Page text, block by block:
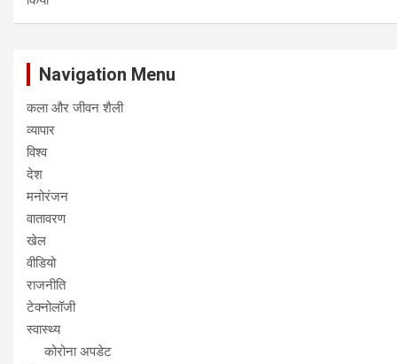
Navigation Menu
कला और जीवन शैली
व्यापार
विश्व
देश
मनोरंजन
वातावरण
खेल
वीडियो
राजनीति
टेक्नोलॉजी
स्वास्थ्य
कोरोना अपडेट